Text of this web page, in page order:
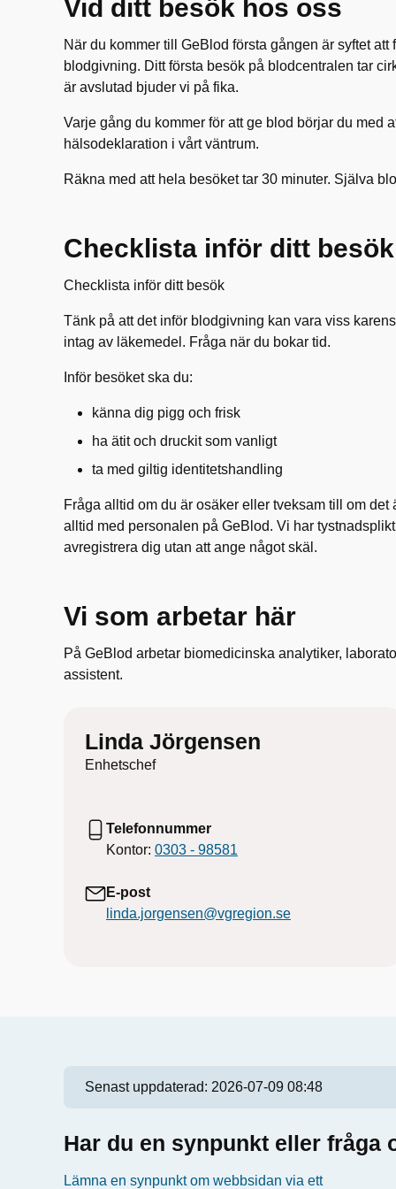
Vid ditt besök hos oss
När du kommer till GeBlod första gången är syftet att
blodgivning. Ditt första besök på blodcentralen tar
är avslutad bjuder vi på fika.
Varje gång du kommer för att ge blod börjar du med
hälsodeklaration i vårt väntrum.
Räkna med att hela besöket tar 30 minuter. Själva
Checklista inför ditt besök
Checklista inför ditt besök
Tänk på att det inför blodgivning kan vara viss
intag av läkemedel. Fråga när du bokar tid.
Inför besöket ska du:
känna dig pigg och frisk
ha ätit och druckit som vanligt
ta med giltig identitetshandling
Fråga alltid om du är osäker eller tveksam till om det
alltid med personalen på GeBlod. Vi har
avregistrera dig utan att ange något skäl.
Vi som arbetar här
På GeBlod arbetar biomedicinska analytiker,
assistent.
Linda Jörgensen
Enhetschef
Telefonnummer
Kontor: 0303 - 98581
E-post
linda.jorgensen@vgregion.se
Senast uppdaterad: 2026-07-09 08:48
Har du en synpunkt eller fråga
Lämna en synpunkt om webbsidan via ett